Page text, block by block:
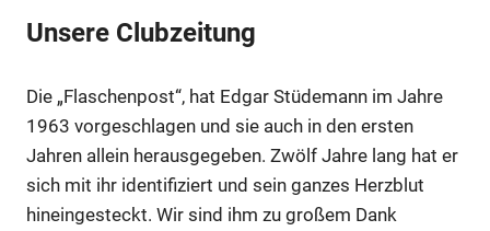
Unsere Clubzeitung
Die „Flaschenpost“, hat Edgar Stüdemann im Jahre
1963 vorgeschlagen und sie auch in den ersten
Jahren allein herausgegeben. Zwölf Jahre lang hat er
sich mit ihr identifiziert und sein ganzes Herzblut
hineingesteckt. Wir sind ihm zu großem Dank